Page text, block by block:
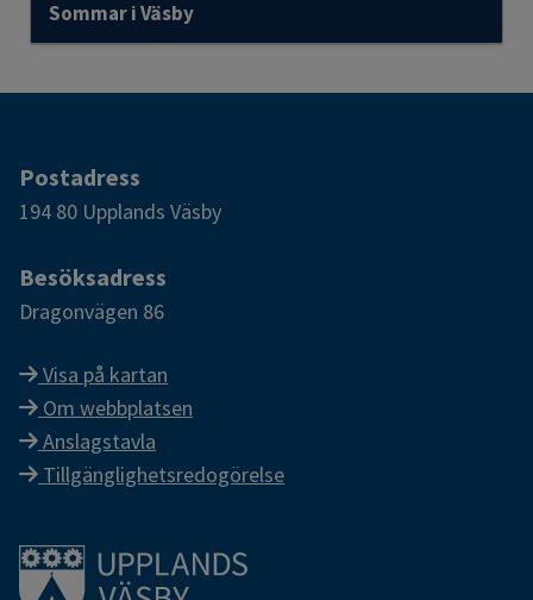
Sommar i Väsby
Postadress
194 80 Upplands Väsby
Besöksadress
Dragonvägen 86
Visa på kartan
Om webbplatsen
Anslagstavla
Tillgänglighetsredogörelse